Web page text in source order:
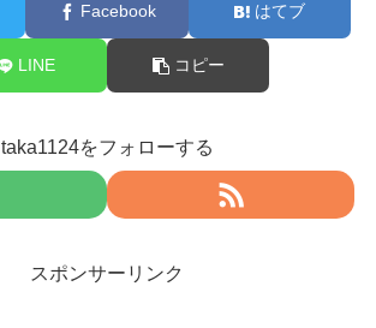
Facebook はてブ
LINE コピー
taka1124をフォローする
スポンサーリンク